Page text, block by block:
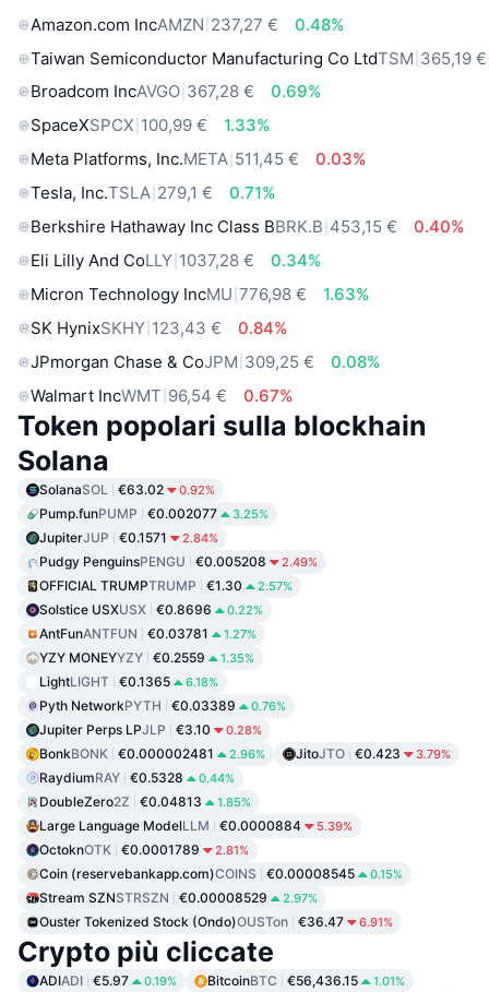
Amazon.com IncAMZN 237,27 €
0.48%
Taiwan Semiconductor Manufacturing Co LtdTSM 365,19 €
Broadcom IncAVGO 367,28 €
0.69%
SpaceXSPCX 100,99 €
1.33%
Meta Platforms, Inc.META 511,45 €
0.03%
Tesla, Inc.TSLA 279,1 €
0.71%
Berkshire Hathaway Inc Class BBRK.B 453,15 €
0.40%
Eli Lilly And CoLLY 1037,28 €
0.34%
Micron Technology IncMU 776,98 €
1.63%
SK HynixSKHY 123,43 €
0.84%
JPmorgan Chase & CoJPM 309,25 €
0.08%
Walmart IncWMT 96,54 € 0.67%
Token popolari sulla blockhain
Solana
SolanaSOL €63.02 0.92%
Pump.funPUMP €0.002077 3.25%
JupiterJUP €0.1571 2.84%
Pudgy PenguinsPENGU €0.005208 2.49%
OFFICIAL TRUMPTRUMP €1.30 2.57%
Solstice USXUSX €0.8696 0.22%
AntFunANTFUN €0.03781 1.27%
YZY MONEYYZY €0.2559 1.35%
LightLIGHT €0.1365 6.18%
Pyth NetworkPYTH €0.03389 0.76%
Jupiter Perps LPJLP €3.10 0.28%
BonkBONK €0.000002481 2.96% JitoJTO €0.423 3.79%
RaydiumRAY €0.5328 0.44%
DoubleZero2Z €0.04813 1.85%
Large Language ModelLLM €0.0000884 5.39%
OctoknOTK €0.0001789 2.81%
Coin (reservebankapp.com)COINS €0.00008545 0.15%
Stream SZNSTRSZN €0.00008529 2.97%
Ouster Tokenized Stock (Ondo)OUSTon €36.47 6.91%
Crypto più cliccate
ADIADI €5.97 0.19% BitcoinBTC €56,436.15 1.01%